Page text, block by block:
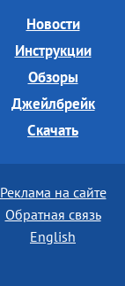
Новости
Инструкции
Обзоры
Джейлбрейк
Скачать
Реклама на сайте
Обратная связь
English